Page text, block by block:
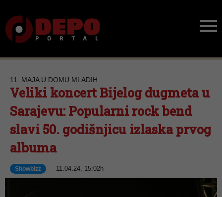
11. MAJA U DOMU MLADIH
Veliki koncert Bijelog dugmeta u
Sarajevu: Popularni rock bend
slavi 50. godišnjicu izlaska prvog
albuma
Showbizz 11.04.24, 15:02h